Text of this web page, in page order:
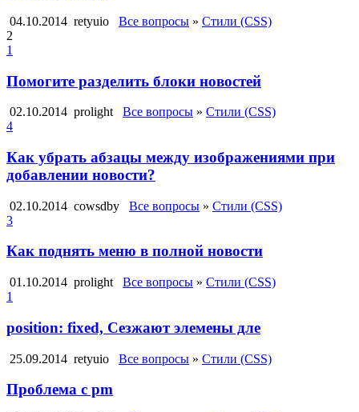
04.10.2014 retyuio Все вопросы » Стили (CSS)
2
1
Помогите разделить блоки новостей
02.10.2014 prolight Все вопросы » Стили (CSS)
4
Как убрать абзацы между изображениями при
добавлении новости?
02.10.2014 cowsdby Все вопросы » Стили (CSS)
3
Как поднять меню в полной новости
01.10.2014 prolight Все вопросы » Стили (CSS)
1
position: fixed, Сезжают элемены дле
25.09.2014 retyuio Все вопросы » Стили (CSS)
Проблема с pm